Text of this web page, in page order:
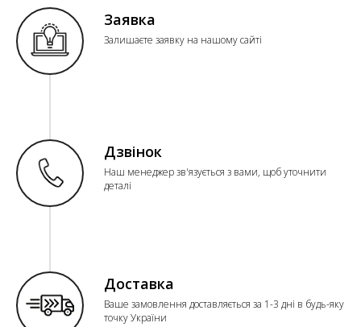
Заявка
Залишаєте заявку на нашому сайті
Дзвінок
Наш менеджер зв'язується з вами, щоб уточнити
деталі
Доставка
Ваше замовлення доставляється за 1-3 дні в будь-яку
точку України